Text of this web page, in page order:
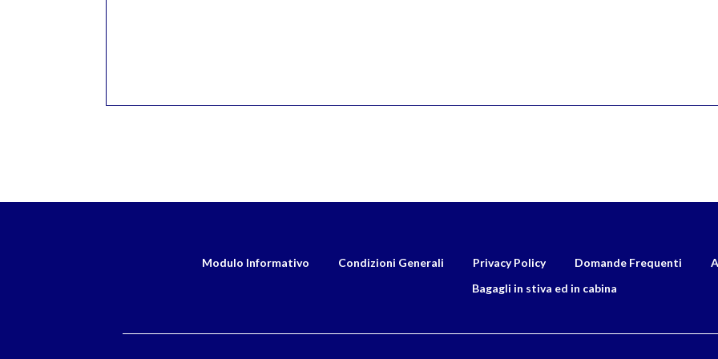
Modulo Informativo Condizioni Generali Privacy Policy Domande Frequenti
Bagagli in stiva ed in cabina